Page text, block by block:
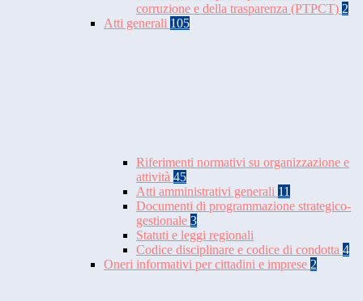
corruzione e della trasparenza (PTPCT) 2
Atti generali 105
Riferimenti normativi su organizzazione e
attività 45
Atti amministrativi generali 11
Documenti di programmazione strategico-
gestionale 3
Statuti e leggi regionali
Codice disciplinare e codice di condotta 4
Oneri informativi per cittadini e imprese 2